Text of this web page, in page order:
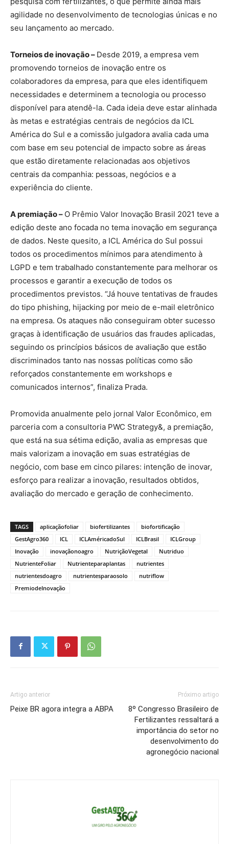
agilidade no desenvolvimento de tecnologias únicas e no
seu lançamento ao mercado.
Torneios de inovação – Desde 2019, a empresa vem
promovendo torneios de inovação entre os
colaboradores da empresa, para que eles identifiquem
necessidades e determinem a tecnologia ou processo
disponível para atendê-la. Cada ideia deve estar alinhada
às metas e estratégias centrais de negócios da ICL
América do Sul e a comissão julgadora avalia cada uma
com base em seu potencial de impacto sobre as áreas
que estão diretamente relacionadas aos objetivos
centrais da companhia: pessoas, negócios e a
experiência do cliente.
A premiação – O Prêmio Valor Inovação Brasil 2021 teve a
edição deste ano focada no tema inovação em segurança
de dados. Neste quesito, a ICL América do Sul possui
todos os procedimentos mínimos para atendimento à
LGPD e tem trabalhado constantemente para melhorar os
processos e garantir a execução de todos os
procedimentos previstos. “Já houve tentativas de fraudes
do tipo phishing, hijacking por meio de e-mail eletrônico
na empresa. Os ataques não conseguiram obter sucesso
graças à identificação de usuários das fraudes aplicadas,
seguindo os princípios básicos de avaliação que estão
discriminados tanto nas nossas políticas como são
reforçados constantemente em workshops e
comunicados internos”, finaliza Prada.
Promovida anualmente pelo jornal Valor Econômico, em
parceria com a consultoria PWC Strategy&, a premiação,
que está na sua sétima edição, avalia as empresas que
mais valorizam a inovação em suas estratégias de
negócio, com base em cinco pilares: intenção de inovar,
esforço para realizar a inovação, resultados obtidos,
avaliação do mercado e geração de conhecimento.
TAGS aplicaçãofoliar biofertilizantes
biofortificação
GestAgro360
ICL ICLAméricadoSul ICLBrasil
ICLGroup
Inovação
inovaçãonoagro NutriçãoVegetal
Nutriduo
NutrienteFoliar
Nutrienteparaplantas
nutrientes
nutrientesdoagro
nutrientesparaosolo
nutriflow
PremiodeInovação
Artigo anterior
Peixe BR agora integra a ABPA
Próximo artigo
8º Congresso Brasileiro de
Fertilizantes ressaltará a
importância do setor no
desenvolvimento do
agronegócio nacional